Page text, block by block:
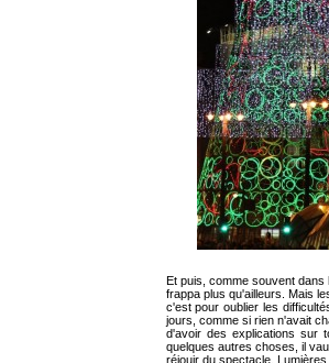
Et puis, comme souvent
frappa plus qu'ailleurs. Mais
c'est pour oublier les
jours, comme si rien n'avait
d'avoir des explications sur
quelques autres choses, il
réjouir du spectacle. Lumières